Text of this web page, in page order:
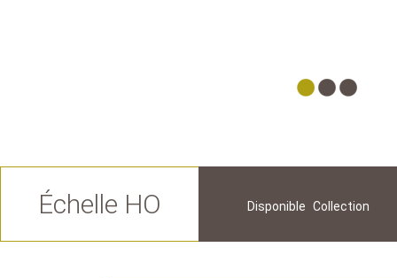
Échelle HO Disponible Collection